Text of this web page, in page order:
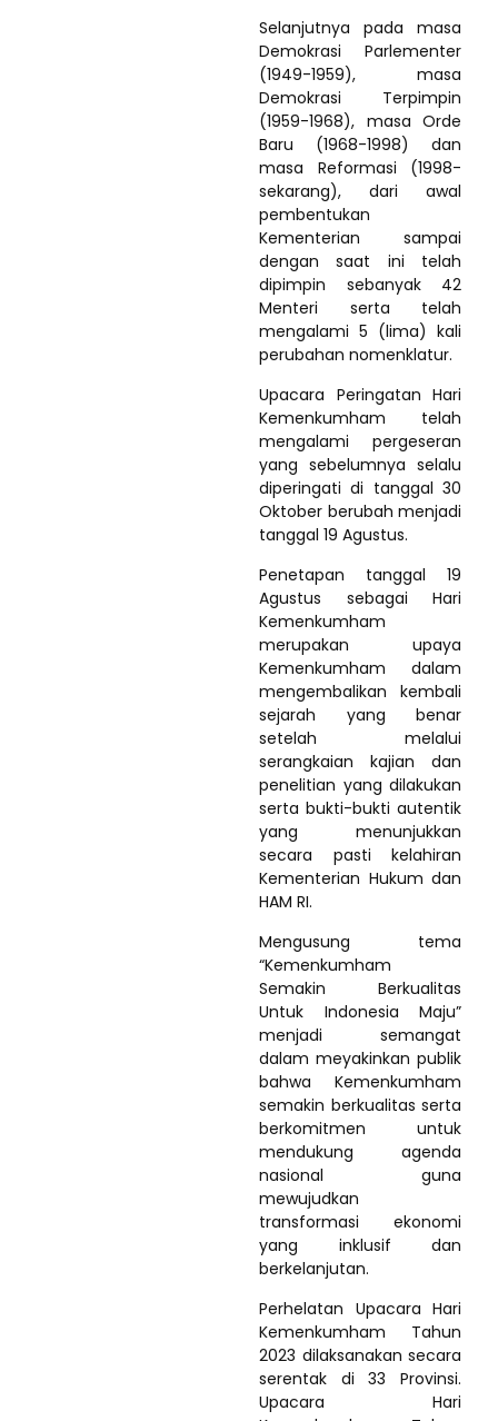
Selanjutnya pada masa
Demokrasi Parlementer
(1949-1959), masa
Demokrasi Terpimpin
(1959-1968), masa Orde
Baru (1968-1998) dan
masa Reformasi (1998-
sekarang), dari awal
pembentukan
Kementerian sampai
dengan saat ini telah
dipimpin sebanyak 42
Menteri serta telah
mengalami 5 (lima) kali
perubahan nomenklatur.
Upacara Peringatan Hari
Kemenkumham telah
mengalami pergeseran
yang sebelumnya selalu
diperingati di tanggal 30
Oktober berubah menjadi
tanggal 19 Agustus.
Penetapan tanggal 19
Agustus sebagai Hari
Kemenkumham
merupakan upaya
Kemenkumham dalam
mengembalikan kembali
sejarah yang benar
setelah melalui
serangkaian kajian dan
penelitian yang dilakukan
serta bukti-bukti autentik
yang menunjukkan
secara pasti kelahiran
Kementerian Hukum dan
HAM RI.
Mengusung tema
“Kemenkumham
Semakin Berkualitas
Untuk Indonesia Maju”
menjadi semangat
dalam meyakinkan publik
bahwa Kemenkumham
semakin berkualitas serta
berkomitmen untuk
mendukung agenda
nasional guna
mewujudkan
transformasi ekonomi
yang inklusif dan
berkelanjutan.
Perhelatan Upacara Hari
Kemenkumham Tahun
2023 dilaksanakan secara
serentak di 33 Provinsi.
Upacara Hari